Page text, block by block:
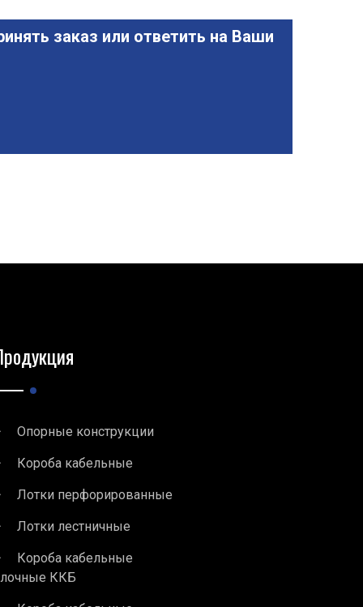
заказ или ответить на Ваши
Опорные конструкции
Короба кабельные
Лотки перфорированные
Лотки лестничные
Короба кабельные
ККБ